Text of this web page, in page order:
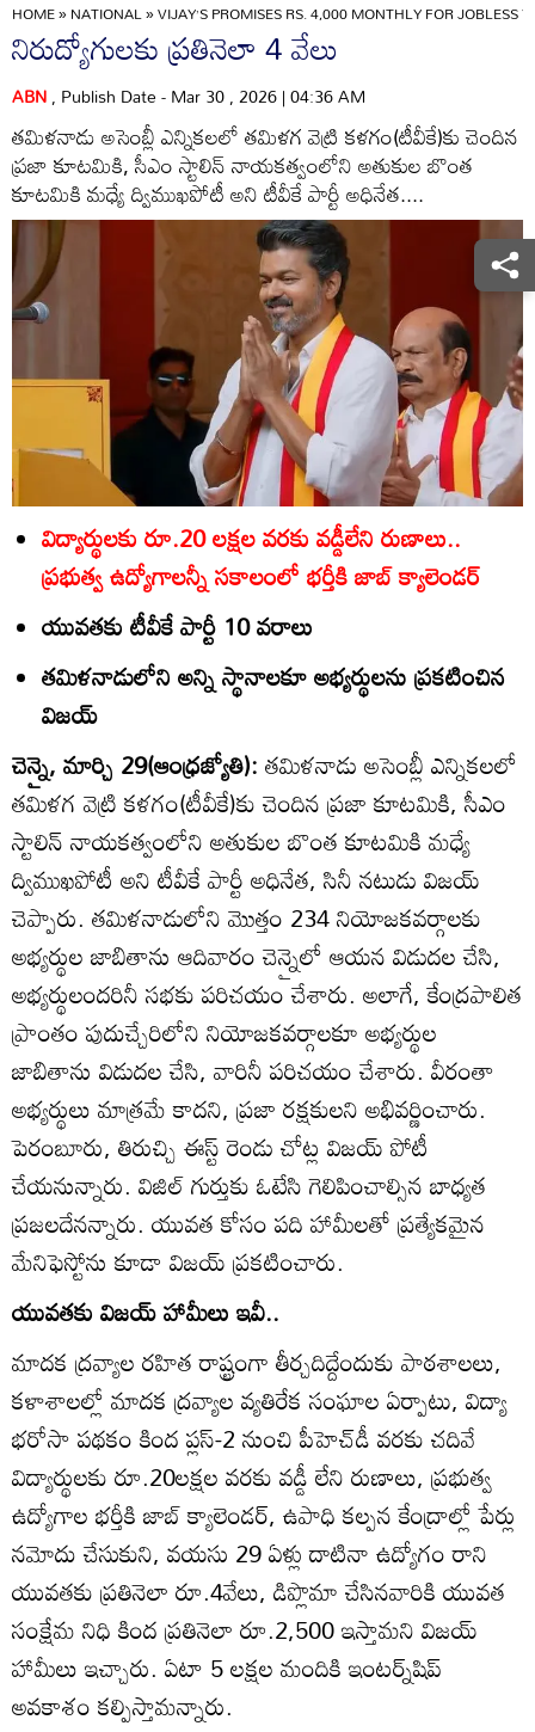
HOME»NATIONAL»VIJAY’S PROMISES RS. 4,000 MONTHLY FOR JOBLESS
నిరుద్యోగులకు ప్రతినెలా 4 వేలు
ABN, Publish Date - Mar 30 , 2026 | 04:36 AM
తమిళనాడు అసెంబ్లీ ఎన్నికలలో తమిళగ వెట్రి కళగం(టీవీకే)కు చెందిన
ప్రజా కూటమికి, సీఎం స్టాలిన్‌ నాయకత్వంలోని అతుకుల బొంత
కూటమికి మధ్యే ద్విముఖపోటీ అని టీవీకే పార్టీ అధినేత....
విద్యార్థులకు రూ.20 లక్షల వరకు వడ్డీలేని రుణాలు..
ప్రభుత్వ ఉద్యోగాలన్నీ సకాలంలో భర్తీకి జాబ్‌ క్యాలెండర్‌
యువతకు టీవీకే పార్టీ 10 వరాలు
తమిళనాడులోని అన్ని స్థానాలకూ అభ్యర్థులను ప్రకటించిన
విజయ్‌
చెన్నై, మార్చి 29(ఆంధ్రజ్యోతి):తమిళనాడు అసెంబ్లీ ఎన్నికలలో
తమిళగ వెట్రి కళగం(టీవీకే)కు చెందిన ప్రజా కూటమికి, సీఎం
స్టాలిన్‌ నాయకత్వంలోని అతుకుల బొంత కూటమికి మధ్యే
ద్విముఖపోటీ అని టీవీకే పార్టీ అధినేత, సినీ నటుడు విజయ్‌
చెప్పారు. తమిళనాడులోని మొత్తం 234 నియోజకవర్గాలకు
అభ్యర్థుల జాబితాను ఆదివారం చెన్నైలో ఆయన విడుదల చేసి,
అభ్యర్థులందరినీ సభకు పరిచయం చేశారు. అలాగే, కేంద్రపాలిత
ప్రాంతం పుదుచ్చేరిలోని నియోజకవర్గాలకూ అభ్యర్థుల
జాబితాను విడుదల చేసి, వారినీ పరిచయం చేశారు. వీరంతా
అభ్యర్థులు మాత్రమే కాదని, ప్రజా రక్షకులని అభివర్ణించారు.
పెరంబూరు, తిరుచ్చి ఈస్ట్‌ రెండు చోట్ల విజయ్‌ పోటీ
చేయనున్నారు. విజిల్‌ గుర్తుకు ఓటేసి గెలిపించాల్సిన బాధ్యత
ప్రజలదేనన్నారు. యువత కోసం పది హామీలతో ప్రత్యేకమైన
మేనిఫెస్టోను కూడా విజయ్‌ ప్రకటించారు.
యువతకు విజయ్‌ హామీలు ఇవీ..
మాదక ద్రవ్యాల రహిత రాష్ట్రంగా తీర్చదిద్దేందుకు పాఠశాలలు,
కళాశాలల్లో మాదక ద్రవ్యాల వ్యతిరేక సంఘాల ఏర్పాటు, విద్యా
భరోసా పథకం కింద ప్లస్‌-2 నుంచి పీహెచ్‌డీ వరకు చదివే
విద్యార్థులకు రూ.20లక్షల వరకు వడ్డీ లేని రుణాలు, ప్రభుత్వ
ఉద్యోగాల భర్తీకి జాబ్‌ క్యాలెండర్‌, ఉపాధి కల్పన కేంద్రాల్లో పేర్లు
నమోదు చేసుకుని, వయసు 29 ఏళ్లు దాటినా ఉద్యోగం రాని
యువతకు ప్రతినెలా రూ.4వేలు, డిప్లొమా చేసినవారికి యువత
సంక్షేమ నిధి కింద ప్రతినెలా రూ.2,500 ఇస్తామని విజయ్‌
హామీలు ఇచ్చారు. ఏటా 5 లక్షల మందికి ఇంటర్న్‌షిప్‌
అవకాశం కల్పిస్తామన్నారు.